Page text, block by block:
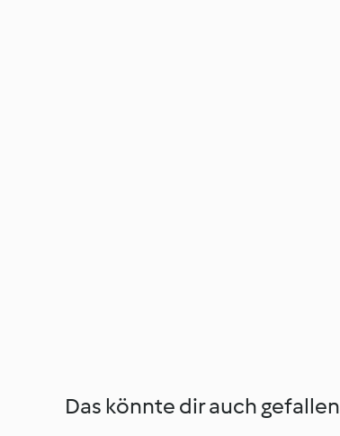
Das könnte dir auch gefallen